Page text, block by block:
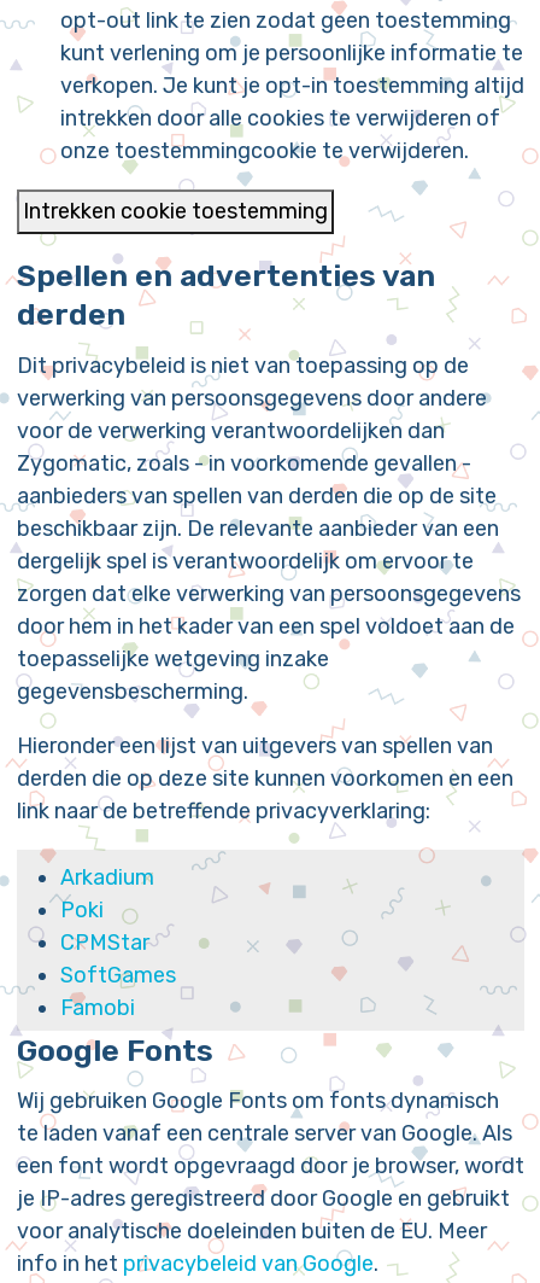
opt-out link te zien zodat geen toestemming
kunt verlening om je persoonlijke informatie te
verkopen. Je kunt je opt-in toestemming altijd
intrekken door alle cookies te verwijderen of
onze toestemmingcookie te verwijderen.
Intrekken cookie toestemming
Spellen en advertenties van
derden
Dit privacybeleid is niet van toepassing op de
verwerking van persoonsgegevens door andere
voor de verwerking verantwoordelijken dan
Zygomatic, zoals - in voorkomende gevallen -
aanbieders van spellen van derden die op de site
beschikbaar zijn. De relevante aanbieder van een
dergelijk spel is verantwoordelijk om ervoor te
zorgen dat elke verwerking van persoonsgegevens
door hem in het kader van een spel voldoet aan de
toepasselijke wetgeving inzake
gegevensbescherming.
Hieronder een lijst van uitgevers van spellen van
derden die op deze site kunnen voorkomen en een
link naar de betreffende privacyverklaring:
Arkadium
Poki
CPMStar
SoftGames
Famobi
GameZop
SpilGames
FreeWorldGroup
Cool Games
GamePix
CloudGames
4J
Inlogic
Google Fonts
Wij gebruiken Google Fonts om fonts dynamisch
te laden vanaf een centrale server van Google. Als
een font wordt opgevraagd door je browser, wordt
je IP-adres geregistreerd door Google en gebruikt
voor analytische doeleinden buiten de EU. Meer
info in het privacybeleid van Google.